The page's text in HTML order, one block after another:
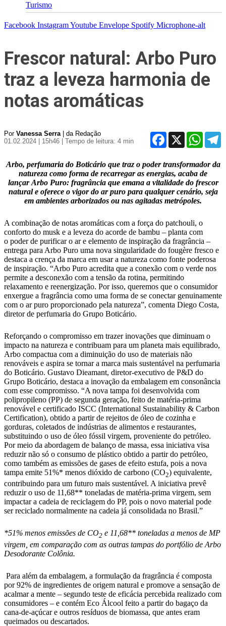
Turismo
Facebook InstagramYoutube Envelope Spotify Microphone-alt
Frescor natural: Arbo Puro
traz a leveza harmonia de
notas aromáticas
Por Vanessa Serra| da Redação
01.02.2024 | 15h46
| Tempo de leitura: 4 min
Facebook
X
Arbo, perfumaria do Boticário que traz o poder transformador da
natureza como forma de recarregar as energias, acaba de
lançar Arbo Puro: fragrância que emana a vitalidade do frescor
natural e oferece o vigor do ar puro para qualquer cenário, seja
em ambientes arborizados ou nas agitadas metrópoles.
A combinação de notas aromáticas com a força do patchouli, o
conforto do musk e a leveza do acorde de bambu – planta com
o poder de purificar o ar e elemento de inspiração da fragrância –
entrega para Arbo Puro uma nova singularidade do fougère fresco e
destaca a crença da marca em usar a natureza como fonte poderosa
de inspiração. “Arbo Puro acredita que a conexão com o verde nos
permite a desconexão com a tensão da rotina, permitindo
relaxamento e reenergização. Por isso, queremos que o consumidor
enxergue a fragrância como uma forma de se conectar genuinamente
com o ar puro proporcionado pela natureza”, comenta Diego Costa,
diretor de perfumaria do Grupo Boticário.
Reforçando o compromisso em trazer inovações que diminuam o
impacto na natureza e contribuam para um planeta mais equilibrado,
Arbo compactua com a diminuição do uso de materiais não
renováveis e aspira se tornar a marca mais sustentável na perfumaria
do Boticário. Gustavo Dieamant, diretor-executivo de P&D do
Grupo Boticário, destaca a inovação da embalagem em consonância
com esse compromisso. “A nova tampa foi desenvolvida com
polipropileno (PP) de segunda geração, feito de matéria-prima
renovável e certificado ISCC (International Sustainability & Carbon
Certification), obtido a partir de rejeitos de óleo de cozinha e
gorduras, coletados de indústrias de alimentos e restaurantes,
substituindo o uso de óleo fóssil virgem, proveniente do petróleo.
Por meio da abordagem de balanço de massa, essa iniciativa visa
reduzir não só o consumo de plástico obtido a partir do petróleo,
como também as emissões de gases de efeito estufa, pois a nova
tampa emite 51%* menos dióxido de carbono (CO2) equivalente,
contribuindo para um futuro mais sustentável. A iniciativa prevê
reduzir o uso de 11,68** toneladas de matéria-prima virgem, sem
impactar a cadeia de reciclagem do PP, pois o novo material pode
ser reciclado normalmente na cadeia já consolidada no Brasil.”
*51% menos emissões de CO2 e 11,68** toneladas a menos de MP
virgem, em comparação com as outras tampas do portfólio de Arbo
Desodorante Colônia.
Para além da embalagem, a formulação da fragrância é composta
por 92% de ingredientes de origem natural e promove a sensação de
acalmar a mente – segundo teste de eficácia percebida realizado com
consumidores – e contém Eco Álcool feito a partir do bagaço da
cana-de-açúcar e outros resíduos de biomassa, que antes eram
queimados ou descartados.